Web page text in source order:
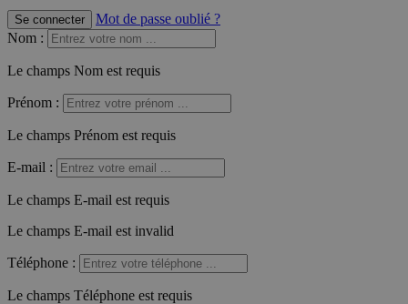
Se connecter
Mot de passe oublié ?
Nom :
Le champs Nom est requis
Prénom :
Le champs Prénom est requis
E-mail :
Le champs E-mail est requis
Le champs E-mail est invalid
Téléphone :
Le champs Téléphone est requis